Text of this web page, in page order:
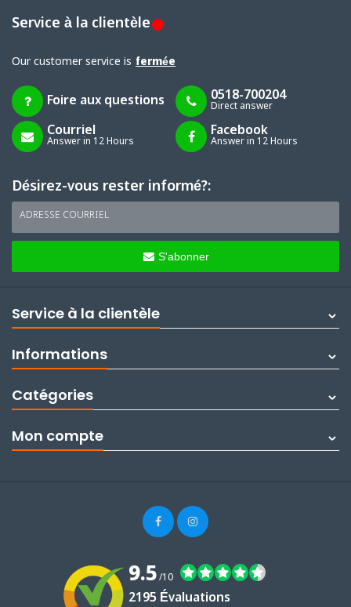
Service à la clientèle
Our customer service is fermée
Foire aux questions 0518-700204
Direct answer
Courriel
Answer in 12 Hours
Facebook
Answer in 12 Hours
Désirez-vous rester informé?:
ADRESSE COURRIEL
S'abonner
Service à la clientèle
Informations
Catégories
Mon compte
9.5/10
2195 Évaluations